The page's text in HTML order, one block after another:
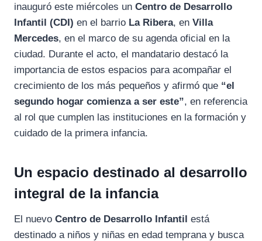
e
b
k
e
g
m
t
s
p
inauguró este miércoles un Centro de Desarrollo
Infantil (CDI) en el barrio La Ribera, en Villa
Mercedes, en el marco de su agenda oficial en la
ciudad. Durante el acto, el mandatario destacó la
importancia de estos espacios para acompañar el
crecimiento de los más pequeños y afirmó que “el
segundo hogar comienza a ser este”, en referencia
al rol que cumplen las instituciones en la formación y
cuidado de la primera infancia.
Un espacio destinado al desarrollo
integral de la infancia
El nuevo Centro de Desarrollo Infantil está
destinado a niños y niñas en edad temprana y busca